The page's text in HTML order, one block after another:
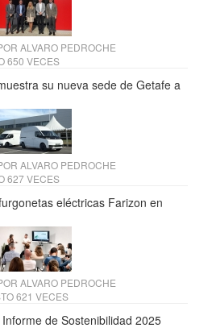
ALVARO PEDROCHE
650 VECES
su nueva sede de Getafe a
ALVARO PEDROCHE
627 VECES
eléctricas Farizon en
ALVARO PEDROCHE
621 VECES
de Sostenibilidad 2025